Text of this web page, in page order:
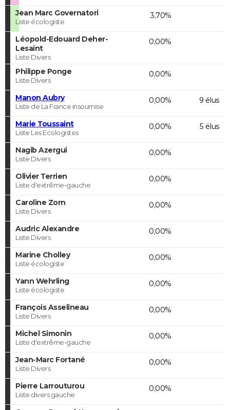
Jean Marc Governatori
Liste écologiste
3,70%
Léopold-Edouard Deher-
Lesaint
Liste Divers
0,00%
Philippe Ponge
Liste Divers
0,00%
Manon Aubry
Liste de La France insoumise
0,00% 9 élus
Marie Toussaint
Liste Les Ecologistes
0,00% 5 élus
Nagib Azergui
Liste Divers
0,00%
Olivier Terrien
Liste d'extrême-gauche
0,00%
Caroline Zorn
Liste Divers
0,00%
Audric Alexandre
Liste Divers
0,00%
Marine Cholley
Liste écologiste
0,00%
Yann Wehrling
Liste écologiste
0,00%
François Asselineau
Liste Divers
0,00%
Michel Simonin
Liste d'extrême-gauche
0,00%
Jean-Marc Fortané
Liste Divers
0,00%
Pierre Larrouturou
Liste divers gauche
0,00%